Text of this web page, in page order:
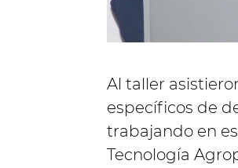
Al taller
específicos de
trabajando en
Tecnología